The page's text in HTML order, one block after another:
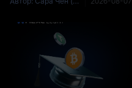
чотирьох джерел: попит на
позики, дохід від резе